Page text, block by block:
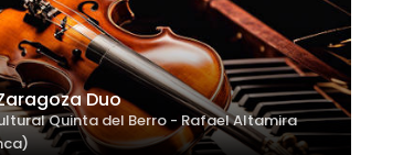
Duo
Quinta del Berro - Rafael Altamira